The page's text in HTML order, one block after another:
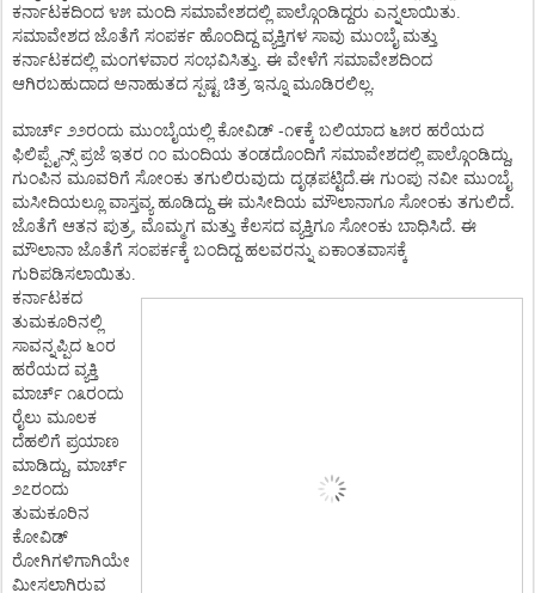
ಕರ್ನಾಟಕದಿಂದ ೪೫ ಮಂದಿ ಸಮಾವೇಶದಲ್ಲಿ ಪಾಲ್ಗೊಂಡಿದ್ದರು ಎನ್ನಲಾಯಿತು.
ಸಮಾವೇಶದ ಜೊತೆಗೆ ಸಂಪರ್ಕ ಹೊಂದಿದ್ದ ವ್ಯಕ್ತಿಗಳ ಸಾವು ಮುಂಬೈ ಮತ್ತು
ಕರ್ನಾಟಕದಲ್ಲಿ ಮಂಗಳವಾರ ಸಂಭವಿಸಿತ್ತು. ಈ ವೇಳೆಗೆ ಸಮಾವೇಶದಿಂದ
ಆಗಿರಬಹುದಾದ ಅನಾಹುತದ ಸ್ಪಷ್ಟ ಚಿತ್ರ ಇನ್ನೂ ಮೂಡಿರಲಿಲ್ಲ.
ಮಾರ್ಚ್ ೨೨ರಂದು ಮುಂಬೈಯಲ್ಲಿ ಕೋವಿಡ್ -೧೯ಕ್ಕೆ ಬಲಿಯಾದ ೬೫ರ ಹರೆಯದ
ಫಿಲಿಪ್ಪೈನ್ಸ್ ಪ್ರಜೆ ಇತರ ೧೦ ಮಂದಿಯ ತಂಡದೊಂದಿಗೆ ಸಮಾವೇಶದಲ್ಲಿ ಪಾಲ್ಗೊಂಡಿದ್ದು,
ಗುಂಪಿನ ಮೂವರಿಗೆ ಸೋಂಕು ತಗುಲಿರುವುದು ದೃಢಪಟ್ಟಿದೆ.ಈ ಗುಂಪು ನವೀ ಮುಂಬೈ
ಮಸೀದಿಯಲ್ಲೂ ವಾಸ್ತವ್ಯ ಹೂಡಿದ್ದು ಈ ಮಸೀದಿಯ ಮೌಲಾನಾಗೂ ಸೋಂಕು ತಗುಲಿದೆ.
ಜೊತೆಗೆ ಆತನ ಪುತ್ರ, ಮೊಮ್ಮಗ ಮತ್ತು ಕೆಲಸದ ವ್ಯಕ್ತಿಗೂ ಸೋಂಕು ಬಾಧಿಸಿದೆ. ಈ
ಮೌಲಾನಾ ಜೊತೆಗೆ ಸಂಪರ್ಕಕ್ಕೆ ಬಂದಿದ್ದ ಹಲವರನ್ನು ಏಕಾಂತವಾಸಕ್ಕೆ
ಗುರಿಪಡಿಸಲಾಯಿತು.
ಕರ್ನಾಟಕದ
ತುಮಕೂರಿನಲ್ಲಿ
ಸಾವನ್ನಪ್ಪಿದ ೬೦ರ
ಹರೆಯದ ವ್ಯಕ್ತಿ
ಮಾರ್ಚ್ ೧೩ರಂದು
ರೈಲು ಮೂಲಕ
ದೆಹಲಿಗೆ ಪ್ರಯಾಣ
ಮಾಡಿದ್ದು, ಮಾರ್ಚ್
೨೭ರಂದು
ತುಮಕೂರಿನ
ಕೋವಿಡ್
ರೋಗಿಗಳಿಗಾಗಿಯೇ
ಮೀಸಲಾಗಿರುವ